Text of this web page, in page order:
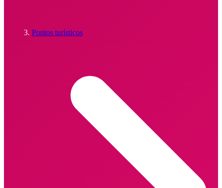
Pontos turísticos